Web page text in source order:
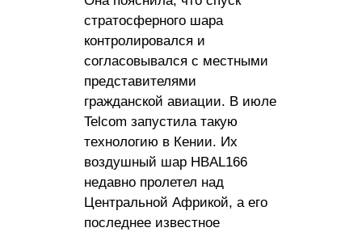
стратосферного шара
контролировался и
согласовывался с местными
представителями
гражданской авиации. В июле
Telcom запустила такую ​​
технологию в Кении. Их
воздушный шар HBAL166
недавно пролетел над
Центральной Африкой, а его
последнее известное